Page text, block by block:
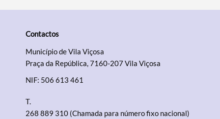
Contactos
Município de Vila Viçosa
Praça da República, 7160-207 Vila Viçosa
NIF: 506 613 461
T.
268 889 310 (Chamada para número fixo nacional)